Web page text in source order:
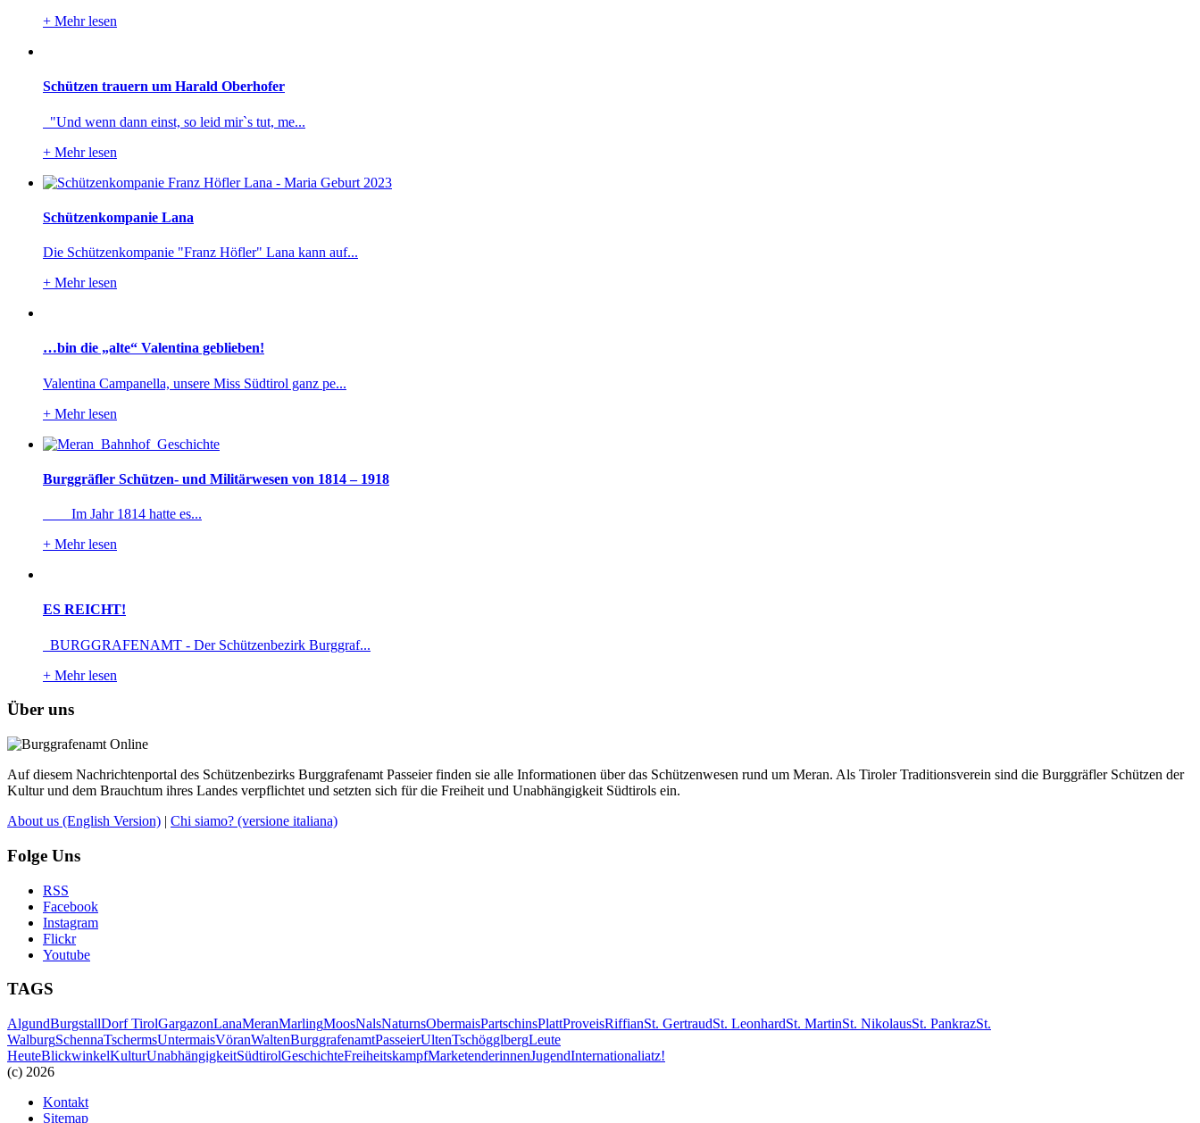
+ Mehr lesen
Schützen trauern um Harald Oberhofer
"Und wenn dann einst, so leid mir`s tut, me...
+ Mehr lesen
Schützenkompanie Lana
Die Schützenkompanie "Franz Höfler" Lana kann auf...
+ Mehr lesen
…bin die „alte“ Valentina geblieben!
Valentina Campanella, unsere Miss Südtirol ganz pe...
+ Mehr lesen
Burggräfler Schützen- und Militärwesen von 1814 – 1918
Im Jahr 1814 hatte es...
+ Mehr lesen
ES REICHT!
BURGGRAFENAMT - Der Schützenbezirk Burggraf...
+ Mehr lesen
Über uns
Auf diesem Nachrichtenportal des Schützenbezirks Burggrafenamt Passeier finden sie alle Informationen über das Schützenwesen rund um Meran. Als Tiroler Traditionsverein sind die Burggräfler Schützen der
Kultur und dem Brauchtum ihres Landes verpflichtet und setzten sich für die Freiheit und Unabhängigkeit Südtirols ein.
About us (English Version) | Chi siamo? (versione italiana)
Folge Uns
RSS
Facebook
Instagram
Flickr
Youtube
TAGS
AlgundBurgstallDorf TirolGargazonLanaMeranMarlingMoosNalsNaturnsObermaisPartschinsPlattProveisRiffianSt. GertraudSt. LeonhardSt. MartinSt. NikolausSt. PankrazSt.
WalburgSchennaTschermsUntermaisVöranWaltenBurggrafenamtPasseierUltenTschögglbergLeute
HeuteBlickwinkelKulturUnabhängigkeitSüdtirolGeschichteFreiheitskampfMarketenderinnenJugendInternationaliatz!
(c) 2026
Kontakt
Sitemap